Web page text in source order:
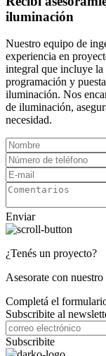
iluminación
Nuestro equipo de
experiencia en
integral que incluye la
programación y
iluminación. Nos
de iluminación,
necesidad.
Enviar
¿Tenés un proyecto?
Asesorate con
Completá el
Subscribite al
Subscribite